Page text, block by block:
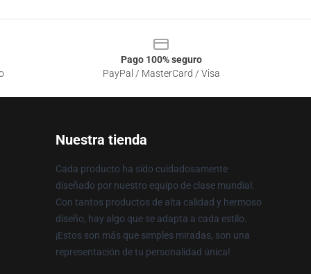
Pago 100% seguro
PayPal / MasterCard / Visa
Nuestra tienda
Cada producto ha sido cuidadosamente
diseñado por nuestro equipo de clase mundial.
Con tantos productos de alta calidad y hermoso
diseño, hay algo que se adapta a cada estilo.
¡Estos son más que simples miradas, son una
representación de tu personalidad única!